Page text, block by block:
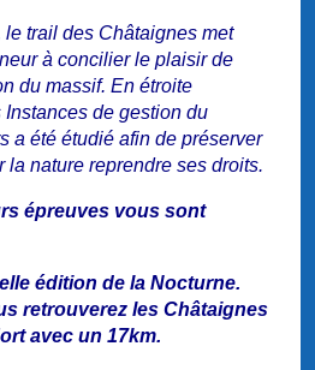
trail des Châtaignes met
à concilier le plaisir de
du massif. En étroite
de gestion du
a été étudié afin de préserver
la nature reprendre ses droits.
épreuves vous sont
édition de la Nocturne.
retrouverez les Châtaignes
avec un 17km.